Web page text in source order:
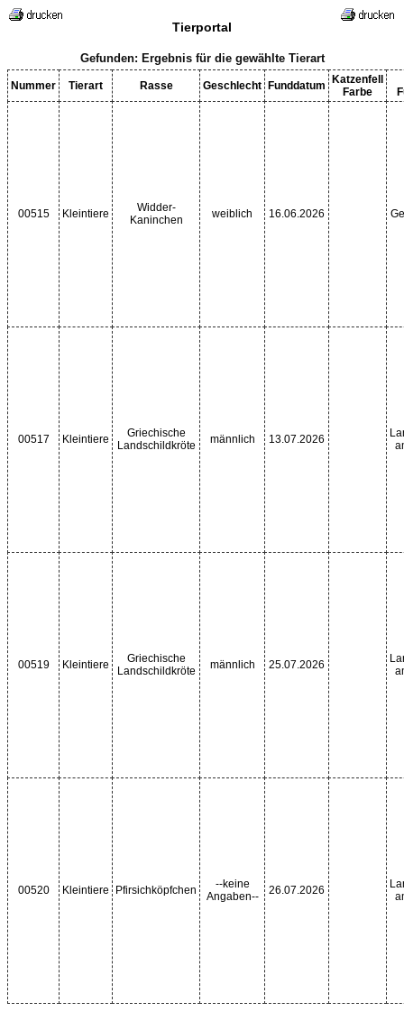
Tierportal
Gefunden: Ergebnis für die gewählte Tierart
Nummer Tierart Rasse Geschlecht Funddatum
Katzenfell
Farbe
00515 Kleintiere
Widder-
Kaninchen
weiblich 16.06.2026
00517 Kleintiere
Griechische
Landschildkröte
männlich 13.07.2026
00519 Kleintiere
Griechische
Landschildkröte
männlich 25.07.2026
00520 Kleintiere Pfirsichköpfchen
--keine
Angaben--
26.07.2026